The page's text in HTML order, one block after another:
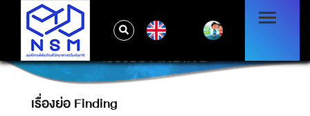
เรื่องย่อ FINDING
เรื่องย่อ Finding